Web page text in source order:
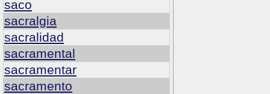
saco
sacralgia
sacralidad
sacramental
sacramentar
sacramento